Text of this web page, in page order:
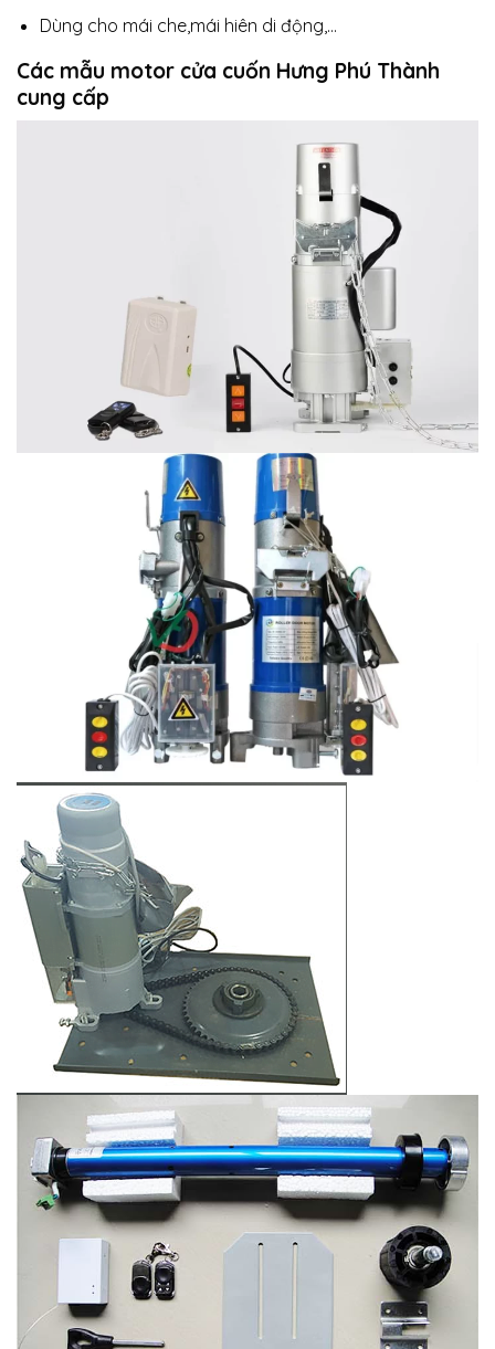
Dùng cho mái che,mái hiên di động,…
Các mẫu motor cửa cuốn Hưng Phú Thành
cung cấp